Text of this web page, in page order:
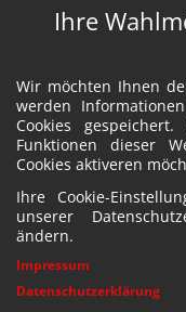
Ihre
Wir möchten Ihnen
werden
Cookies
Funktionen dieser
Cookies aktiveren
Ihre Cookie-
unserer
ändern.
Impressum
Datenschutzerklärung